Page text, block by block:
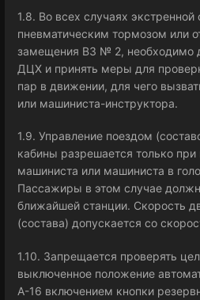
1.8. Во всех случаях экстренной
пневматическим тормозом или
замещения ВЗ № 2, необходимо
ДЦХ и принять меры для
пар в движении, для чего
или машиниста-инструктора.
1.9. Управление поездом
кабины разрешается только
машиниста или машиниста в
Пассажиры в этом случае
ближайшей станции. Скорость
(состава) допускается со
1.10. Запрещается проверять
выключенное положение
А-16 включением кнопки